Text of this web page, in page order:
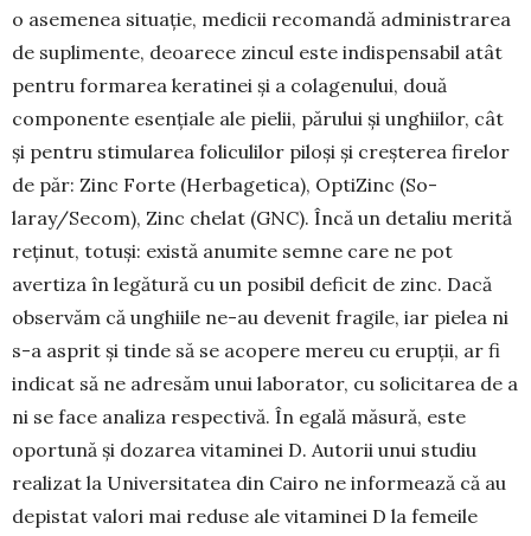
o ase­menea situație, medicii reco­mandă administrarea
de suplimente, deoarece zincul este indispensabil atât
pentru forma­rea ke­ra­tinei și a colagenului, două
compo­nente esențiale ale pielii, părului și un­ghiilor, cât
și pentru sti­mularea folicu­lilor piloși și creș­terea firelor
de păr: Zinc Forte (Herba­ge­tica), OptiZinc (So­
laray/Secom), Zinc chelat (GNC). Încă un detaliu merită
reținut, totuși: există anumite semne care ne pot
avertiza în legătură cu un posibil deficit de zinc. Dacă
observăm că unghiile ne-au deve­nit fragile, iar pielea ni
s-a asprit și tinde să se acopere mereu cu erupții, ar fi
indicat să ne adresăm unui laborator, cu solicitarea de a
ni se face analiza respec­tivă. În egală mă­sură, este
oportună și dozarea vitaminei D. Autorii unui studiu
rea­lizat la Universitatea din Cairo ne in­formează că au
depistat valori mai reduse ale vitaminei D la femeile